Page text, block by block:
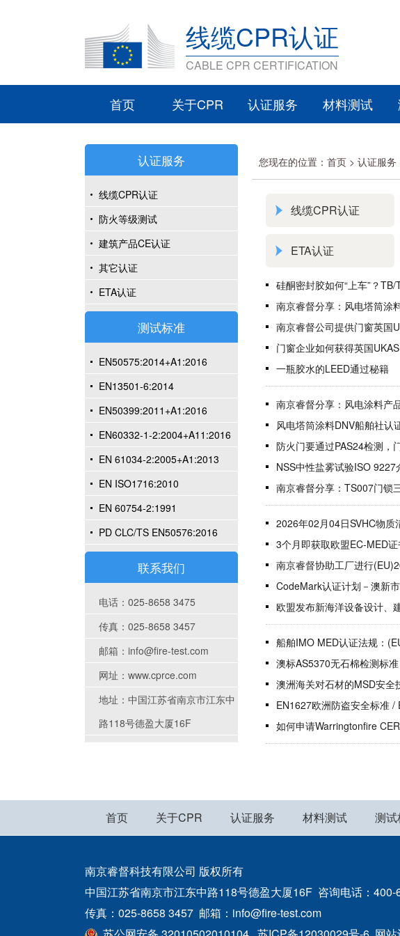
线缆CPR认证
CABLE CPR CERTIFICATION
首页 关于CPR 认证服务 材料测试
认证服务
线缆CPR认证
防火等级测试
建筑产品CE认证
其它认证
ETA认证
测试标准
EN50575:2014+A1:2016
EN13501-6:2014
EN50399:2011+A1:2016
EN60332-1-2:2004+A11:2016
EN 61034-2:2005+A1:2013
EN ISO1716:2010
EN 60754-2:1991
PD CLC/TS EN50576:2016
联系我们
电话：025-8658 3475
传真：025-8658 3457
邮箱：info@fire-test.com
网址：www.cprce.com
地址：中国江苏省南京市江东中
路118号德盈大厦16F
您现在的位置： 首页 > 认证服务
线缆CPR认证
ETA认证
硅酮密封胶如何“上车”？
南京睿督分享：风电塔筒涂
南京睿督公司提供门窗英国
门窗企业如何获得英国
一瓶胶水的LEED通过秘籍
南京睿督分享：风电涂料产
风电塔筒涂料DNV船舶社认
防火门要通过PAS24检测，
NSS中性盐雾试验ISO 9227
南京睿督分享：TS007门锁
2026年02月04日SVHC物质
3个月即获取欧盟EC-MED
南京睿督协助工厂进行
CodeMark认证计划－澳新
欧盟发布新海洋设备设计、
船舶IMO MED认证法规：
澳标AS5370无石棉检测标
澳洲海关对石材的MSD安
EN1627欧洲防盗安全标准 /
如何申请Warringtonfire
首页 关于CPR 认证服务 材料测试 测
南京睿督科技有限公司 版权所有
中国江苏省南京市江东中路118号德盈大厦16F 咨询电话：
传真：025-8658 3457 邮箱：info@fire-test.com